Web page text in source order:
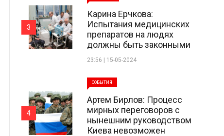
Карина Ерчкова:
Испытания медицинских
препаратов на людях
должны быть законными
23:56 | 15-05-2024
3
СОБЫТИЯ
Артем Бирлов: Процесс
мирных переговоров с
нынешним руководством
Киева невозможен
4